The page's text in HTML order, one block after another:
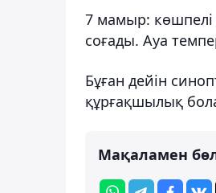
7 мамыр:
соғады. Ауа
Бұған дейін
құрғақшылық
Мақаламен